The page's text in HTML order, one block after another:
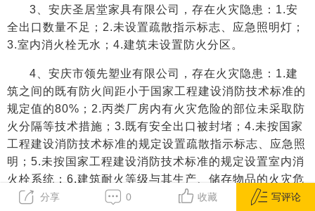
分享 0 收藏 写评论
3、安庆圣居堂家具有限公司，存在火灾隐患：1.安
全出口数量不足；2.未设置疏散指示标志、应急照明灯；
3.室内消火栓无水；4.建筑未设置防火分区。
4、安庆市领先塑业有限公司，存在火灾隐患：1.建
筑之间的既有防火间距小于国家工程建设消防技术标准的
规定值的80%；2.丙类厂房内有火灾危险的部位未采取防
火分隔等技术措施；3.既有安全出口被封堵；4.未按国家
工程建设消防技术标准的规定设置疏散指示标志、应急照
明；5.未按国家工程建设消防技术标准的规定设置室内消
火栓系统；6.建筑耐火等级与其生产、储存物品的火灾危
险性类别不相匹配，违反国家工程建设消防技术标准的规